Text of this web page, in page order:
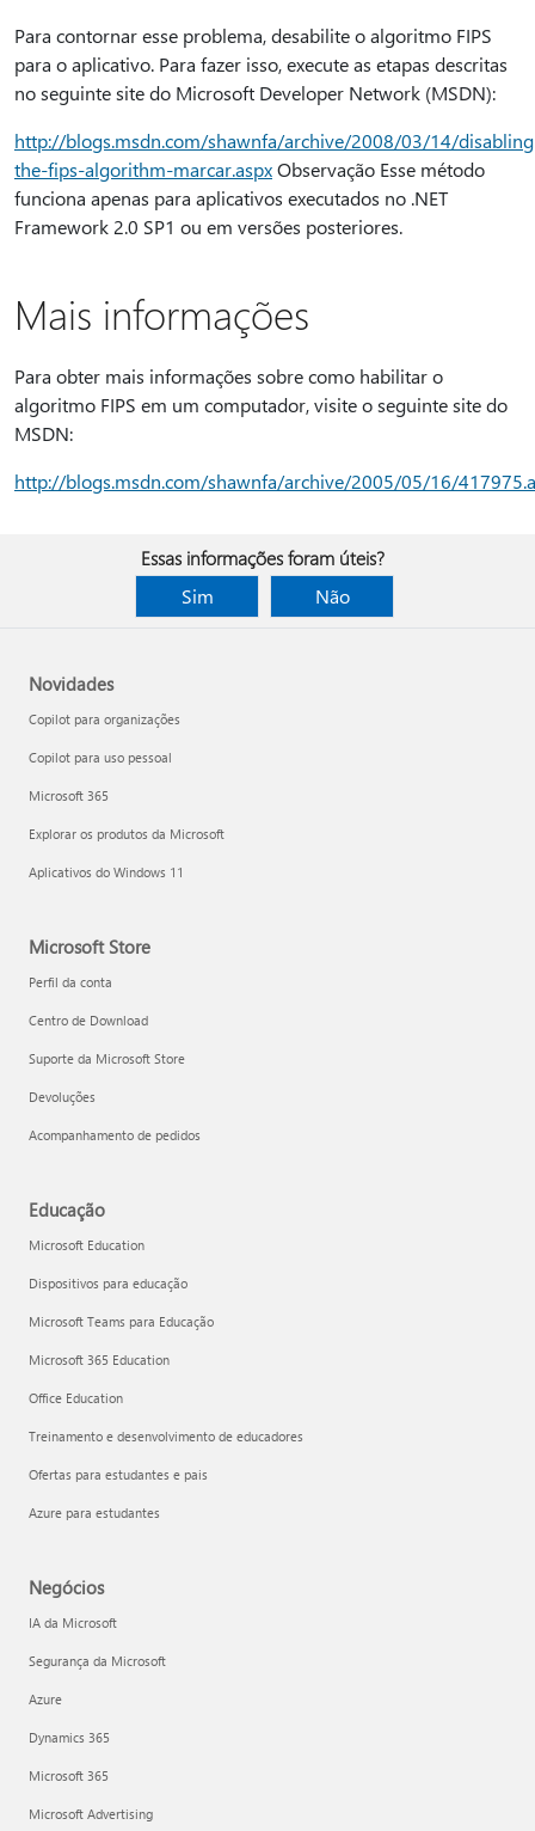
Para contornar esse problema, desabilite o algoritmo FIPS
para o aplicativo. Para fazer isso, execute as etapas descritas
no seguinte site do Microsoft Developer Network (MSDN):
http://blogs.msdn.com/shawnfa/archive/2008/03/14/
the-fips-algorithm-marcar.aspxObservação Esse método
funciona apenas para aplicativos executados no .NET
Framework 2.0 SP1 ou em versões posteriores.
Mais informações
Para obter mais informações sobre como habilitar o
algoritmo FIPS em um computador, visite o seguinte site do
MSDN:
http://blogs.msdn.com/shawnfa/archive/2005/05/16/
Essas informações foram úteis?
Sim
Não
Novidades
Copilot para organizações
Copilot para uso pessoal
Microsoft 365
Explorar os produtos da Microsoft
Aplicativos do Windows 11
Microsoft Store
Perfil da conta
Centro de Download
Suporte da Microsoft Store
Devoluções
Acompanhamento de pedidos
Educação
Microsoft Education
Dispositivos para educação
Microsoft Teams para Educação
Microsoft 365 Education
Office Education
Treinamento e desenvolvimento de educadores
Ofertas para estudantes e pais
Azure para estudantes
Negócios
IA da Microsoft
Segurança da Microsoft
Azure
Dynamics 365
Microsoft 365
Microsoft Advertising